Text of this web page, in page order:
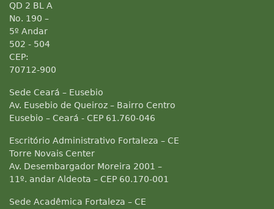
QD 2 BL A
No. 190 –
5º Andar
502 - 504
CEP:
70712-900
Sede Ceará – Eusebio
Av. Eusebio de Queiroz – Bairro Centro
Eusebio – Ceará - CEP 61.760-046
Escritório Administrativo Fortaleza – CE
Torre Novais Center
Av. Desembargador Moreira 2001 –
11º. andar Aldeota – CEP 60.170-001
Sede Acadêmica Fortaleza – CE